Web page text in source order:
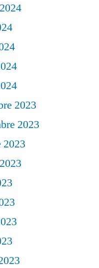
2023
2023
2023